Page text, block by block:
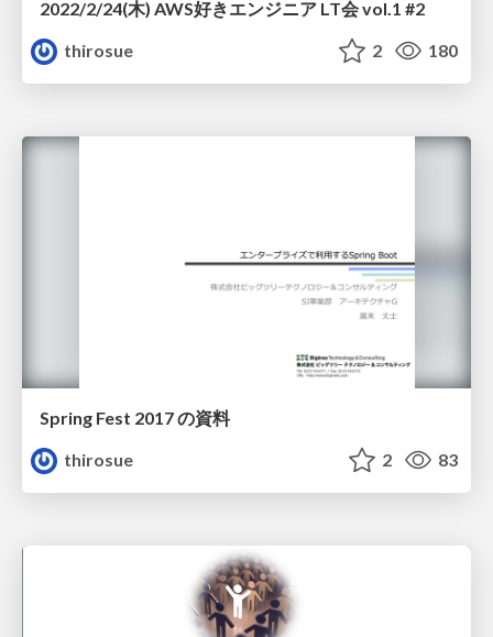
2022/2/24(木) AWS好きエンジニア LT会 vol.1 #2
thirosue
2 180
Spring Fest 2017 の資料
thirosue
2 83